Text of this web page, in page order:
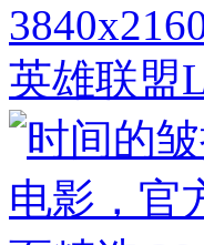
英雄联盟